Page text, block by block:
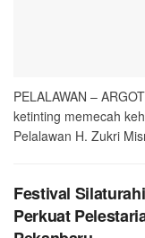
PELALAWAN –
ketinting memecah
Pelalawan H. Zukri
Festival
Perkuat